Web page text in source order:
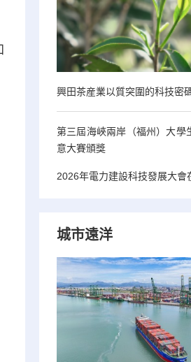
興田茶産業以質突圍的科技密
第三屆海峽兩岸（福州）大學
意大賽頒獎
2026年電力建設科技發展大會
城市遠洋